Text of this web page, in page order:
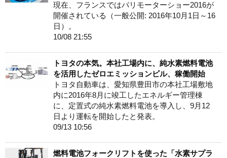
現在、フランスではパリモーターショー2016が
開催されている（一般公開: 2016年10月1日～16
日）。
10/08 21:55
トヨタの本気。本社工場内に、純水素燃料電池
を活用したゼロエミッションビル、稼働開始
トヨタ自動車は、愛知県豊田市の本社工場敷地
内に2016年8月に竣工したエネルギー管理棟
に、定置式の純水素燃料電池を導入し、9月12
日より運転を開始したと発表。
09/13 10:56
燃料電池フォークリフトを使った「水素サプラ